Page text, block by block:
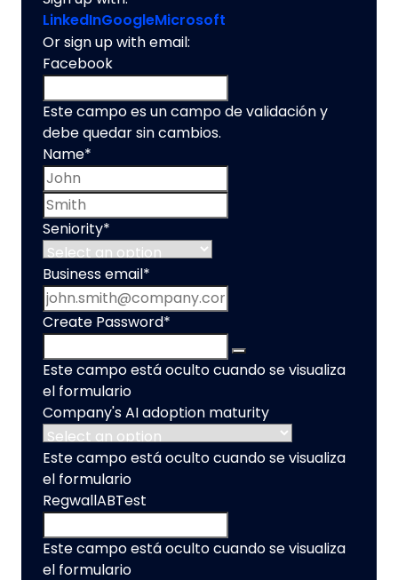
LinkedInGoogleMicrosoft
Or sign up with email:
Facebook
Este campo es un campo de validación y
debe quedar sin cambios.
Name*
Seniority*
Business email *
Create Password*
Este campo está oculto cuando se visualiza
el formulario
Company's AI adoption maturity
Este campo está oculto cuando se visualiza
el formulario
RegwallABTest
Este campo está oculto cuando se visualiza
el formulario